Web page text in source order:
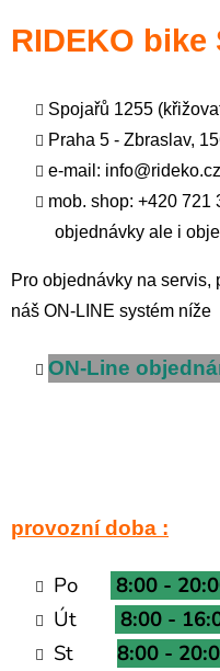
RIDEKO bike
Spojařů 1255
Praha 5 - Zbraslav,
e-mail: info@rideko.cz
mob. shop: +420
objednávky ale i
Pro objednávky na servis,
náš ON-LINE systém níže
ON-Line
provozní doba :
Po
8:00 -
Út
8:00 -
St 8:00 -